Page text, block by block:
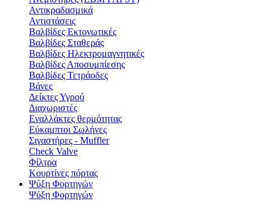
Αντικραδασμικά
Αντιστάσεις
Βαλβίδες Εκτονωτικές
Βαλβίδες Σταθεράς
Βαλβίδες Ηλεκτρομαγνητικές
Βαλβίδες Αποσυμπίεσης
Βαλβίδες Τετράοδες
Βάνες
Δείκτες Υγρού
Διαχωριστές
Εναλλάκτες θερμότητας
Εύκαμπτοι Σωλήνες
Σιγαστήρες - Muffler
Check Valve
Φίλτρα
Κουρτίνες πόρτας
Ψύξη Φορτηγών
Ψύξη Φορτηγών